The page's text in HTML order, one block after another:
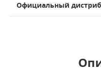
Официальный